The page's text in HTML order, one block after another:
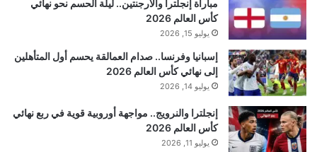
مباراة إنجلترا والأرجنتين.. ليلة الحسم نحو نهائي
كأس العالم 2026
يوليو 15, 2026
إسبانيا وفرنسا.. صدام العمالقة يحسم أول المتأهلين
إلى نهائي كأس العالم 2026
يوليو 14, 2026
إنجلترا والنرويج.. مواجهة أوروبية قوية في ربع نهائي
كأس العالم 2026
يوليو 11, 2026